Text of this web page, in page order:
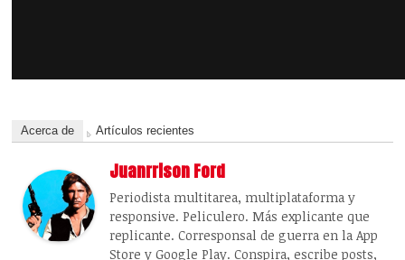
Acerca de Artículos recientes
Juanrrison Ford
Periodista multitarea, multiplataforma y
responsive. Peliculero. Más explicante que
replicante. Corresponsal de guerra en la App
Store y Google Play. Conspira, escribe posts,